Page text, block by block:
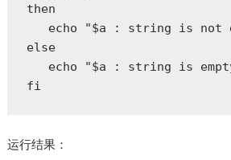
then
echo "$a : string is
else
echo "$a : string is
fi
运行结果：